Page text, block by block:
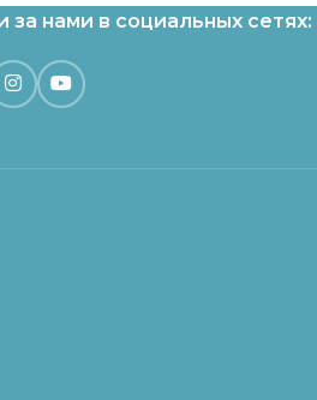
за нами в социальных сетях: